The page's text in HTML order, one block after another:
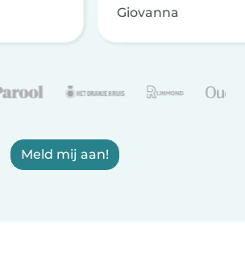
Giovanna
Meld mij aan!